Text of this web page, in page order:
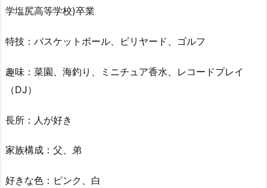
学塩尻高等学校)卒業
特技：バスケットボール、ビリヤード、ゴルフ
趣味：菜園、海釣り、ミニチュア香水、レコードプレイ
（DJ）
長所：人が好き
家族構成：父、弟
好きな色：ピンク、白